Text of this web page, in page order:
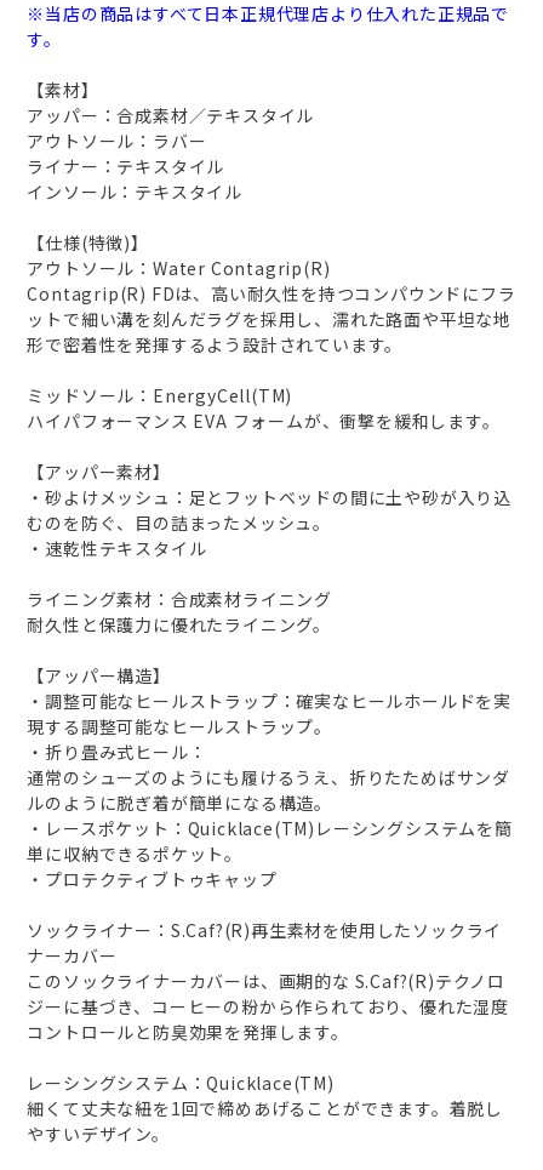
※当店の商品はすべて日本正規代理店より仕入れた正規品で
す。
【素材】
アッパー：合成素材／テキスタイル
アウトソール：ラバー
ライナー：テキスタイル
インソール：テキスタイル
【仕様(特徴)】
アウトソール：Water Contagrip(R)
Contagrip(R) FDは、高い耐久性を持つコンパウンドにフラ
ットで細い溝を刻んだラグを採用し、濡れた路面や平坦な地
形で密着性を発揮するよう設計されています。
ミッドソール：EnergyCell(TM)
ハイパフォーマンス EVA フォームが、衝撃を緩和します。
【アッパー素材】
・砂よけメッシュ：足とフットベッドの間に土や砂が入り込
むのを防ぐ、目の詰まったメッシュ。
・速乾性テキスタイル
ライニング素材：合成素材ライニング
耐久性と保護力に優れたライニング。
【アッパー構造】
・調整可能なヒールストラップ：確実なヒールホールドを実
現する調整可能なヒールストラップ。
・折り畳み式ヒール：
通常のシューズのようにも履けるうえ、折りたためばサンダ
ルのように脱ぎ着が簡単になる構造。
・レースポケット：Quicklace(TM)レーシングシステムを簡
単に収納できるポケット。
・プロテクティブトゥキャップ
ソックライナー：S.Caf?(R)再生素材を使用したソックライ
ナーカバー
このソックライナーカバーは、画期的な S.Caf?(R)テクノロ
ジーに基づき、コーヒーの粉から作られており、優れた湿度
コントロールと防臭効果を発揮します。
レーシングシステム：Quicklace(TM)
細くて丈夫な紐を1回で締めあげることができます。着脱し
やすいデザイン。